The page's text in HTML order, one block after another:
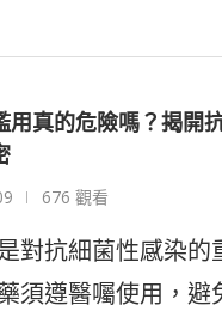
用真的危險嗎？揭開
676 觀看
對抗細菌性感染的
須遵醫囑使用，避